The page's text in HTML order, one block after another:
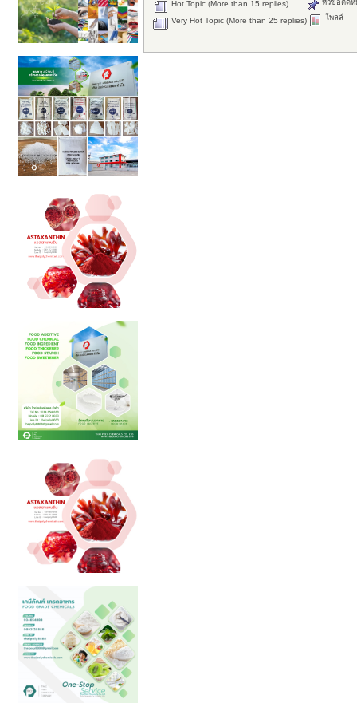
Hot Topic (More than 15 replies)
Very Hot Topic (More than 25 replies)
หัวข้อติดห
โพลล์